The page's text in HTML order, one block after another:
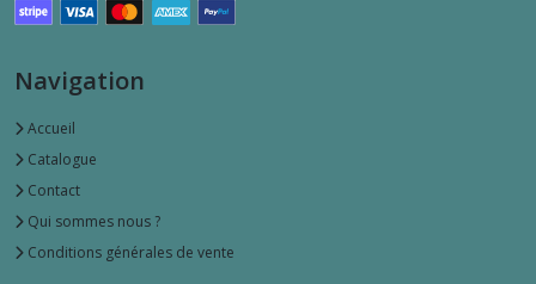
Navigation
Accueil
Catalogue
Contact
Qui sommes nous ?
Conditions générales de vente